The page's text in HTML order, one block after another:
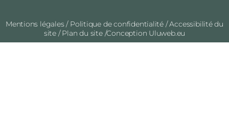
Mentions légales / Politique de confidentialité /Accessibilité du
site/Plan du site/Conception Uluweb.eu